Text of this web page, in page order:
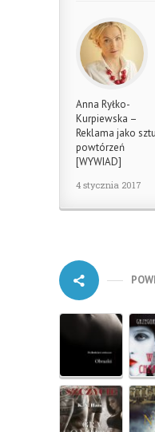
Anna Ryłko-
Kurpiewska –
Reklama jako
powtórzeń
[WYWIAD]
4 stycznia 2017